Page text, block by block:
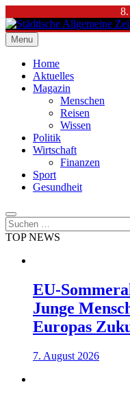
to
content
Städtische Allgemeine
Menu
Home
Aktuelles
Magazin
Menschen
Reisen
Wissen
Politik
Wirtschaft
Finanzen
Sport
Gesundheit
Suchen
nach:
TOP NEWS
EU-
Junge
Europas
7. August 2026